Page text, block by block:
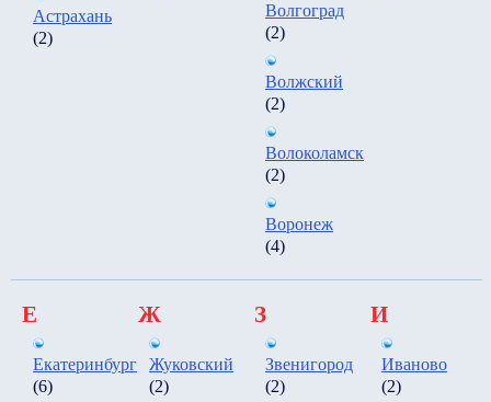
Астрахань
(2)
Волгоград
(2)
Волжский
(2)
Волоколамск
(2)
Воронеж
(4)
Е
Екатеринбург
(6)
Ж
Жуковский
(2)
З
Звенигород
(2)
И
Иваново
(2)